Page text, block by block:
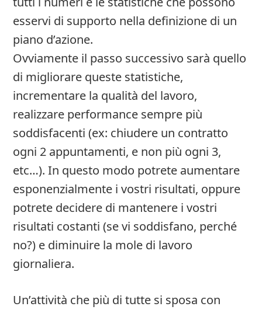
esservi di supporto nella definizione di un
piano d’azione.
Ovviamente il passo successivo sarà quello
di migliorare queste statistiche,
incrementare la qualità del lavoro,
realizzare performance sempre più
soddisfacenti (ex: chiudere un contratto
ogni 2 appuntamenti, e non più ogni 3,
etc…). In questo modo potrete aumentare
esponenzialmente i vostri risultati, oppure
potrete decidere di mantenere i vostri
risultati costanti (se vi soddisfano, perché
no?) e diminuire la mole di lavoro
giornaliera.
Un’attività che più di tutte si sposa con